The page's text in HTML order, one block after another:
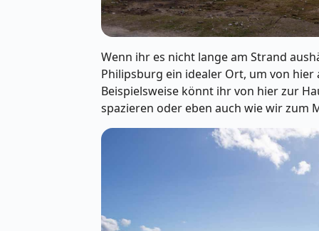
Wenn ihr es nicht lange am Strand
Philipsburg ein idealer Ort, um von
Beispielsweise könnt ihr von hier zur
spazieren oder eben auch wie wir zum